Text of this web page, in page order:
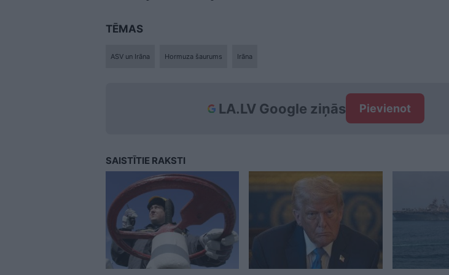
TĒMAS
ASV un Irāna Hormuza šaurums Irāna
LA.LV Google ziņās Pievienot
SAISTĪTIE RAKSTI